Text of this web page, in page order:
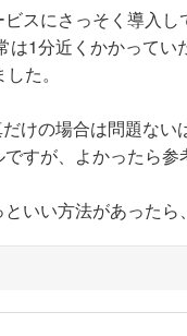
スにさっそく導入
は1分近くかかって
た。
けの場合は問題な
すが、よかったら参
いい方法があった